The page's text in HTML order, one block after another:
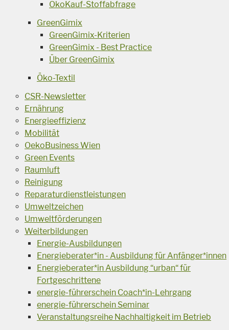
ÖkoKauf-Stoffabfrage
GreenGimix
GreenGimix-Kriterien
GreenGimix - Best Practice
Über GreenGimix
Öko-Textil
CSR-Newsletter
Ernährung
Energieeffizienz
Mobilität
OekoBusiness Wien
Green Events
Raumluft
Reinigung
Reparaturdienstleistungen
Umweltzeichen
Umweltförderungen
Weiterbildungen
Energie-Ausbildungen
Energieberater*in - Ausbildung für Anfänger*innen
Energieberater*in Ausbildung “urban“ für
Fortgeschrittene
energie-führerschein Coach*in-Lehrgang
energie-führerschein Seminar
Veranstaltungsreihe Nachhaltigkeit im Betrieb